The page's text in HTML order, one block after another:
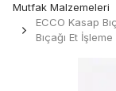
Mutfak Malzemeleri
ECCO Kasap
Bıçağı Et İşleme